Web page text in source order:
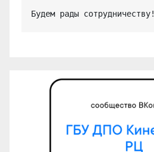
Будем рады сотрудничеству!